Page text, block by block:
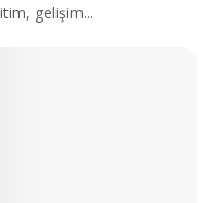
gelişim...